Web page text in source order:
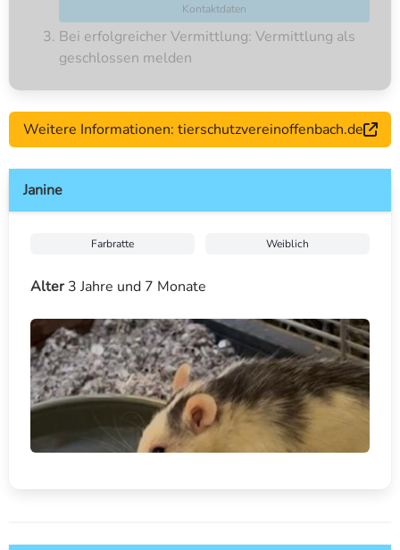
Kontaktdaten
Bei erfolgreicher Vermittlung: Vermittlung als
geschlossen melden
Weitere Informationen: tierschutzvereinoffenbach.de
Janine
Farbratte Weiblich
Alter3 Jahre und 7 Monate